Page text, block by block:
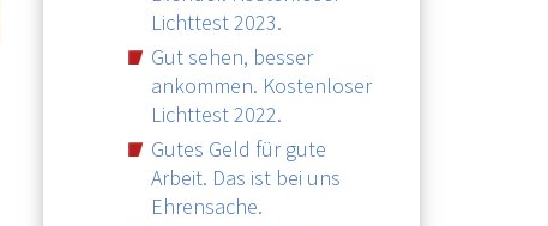
Lichttest 2023.
Gut sehen, besser
ankommen. Kostenloser
Lichttest 2022.
Gutes Geld für gute
Arbeit. Das ist bei uns
Ehrensache.